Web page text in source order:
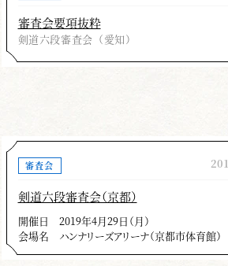
捨て切った一本
普段の稽古で思い切って、全力
ことを懼れず全力を出し切った
回稽古したら１回分の力が付い
達への近道はありません。
一刀即万刀
「一刀に万刀を乗せ、万刀一刀
日々の稽古でより質の高い「
審査会要項抜粋
剣道六段審査会（愛知）
審査会
剣道六段審査会（京都）
開催日
2019年4月29日（月）
会場名
ハンナリーズアリーナ（京都市体育館）